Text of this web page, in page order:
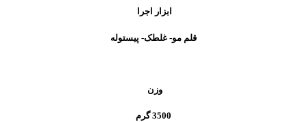
ابزار اجرا
قلم مو- غلطک- پیستوله
وزن
3500 گرم